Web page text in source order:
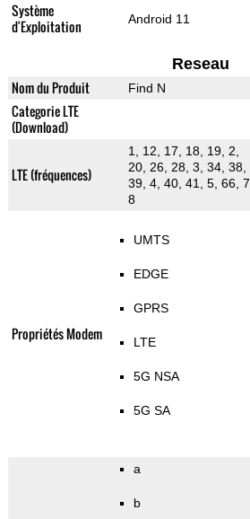
Système
d'Exploitation
Android 11
Reseau
Nom du Produit Find N
Categorie LTE
(Download)
LTE (fréquences)
1, 12, 17, 18, 19, 2,
20, 26, 28, 3, 34, 38,
39, 4, 40, 41, 5, 66, 7,
8
Propriétés Modem
UMTS
EDGE
GPRS
LTE
5G NSA
5G SA
a
b